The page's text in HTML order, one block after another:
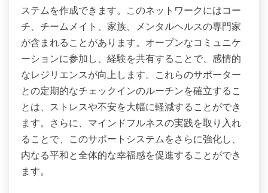
トにとって不可欠なつながりと内なる平和の感覚を
育みます。この自然の治療法は、メンタルヘルスを
効果的に管理するためのユニークな特性として機能
します。